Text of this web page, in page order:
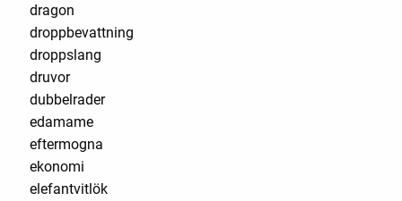
dragon
droppbevattning
droppslang
druvor
dubbelrader
edamame
eftermogna
ekonomi
elefantvitlök